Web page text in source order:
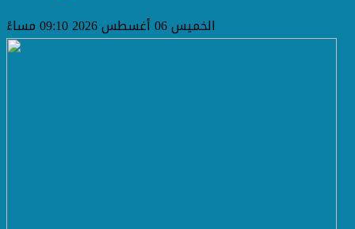
الخميس 06 أغسطس 2026 09:10 مساءً